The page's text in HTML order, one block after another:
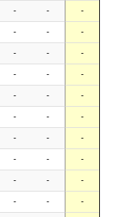
- - -
- - -
- - -
- - -
- - -
- - -
- - -
- - -
- - -
- - -